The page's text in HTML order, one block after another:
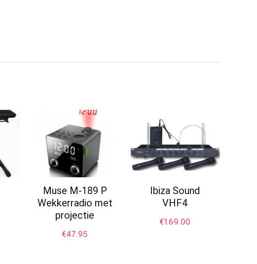
Muse M-189 P
Wekkerradio met
projectie
€47.95
Ibiza Sound
VHF4
€169.00